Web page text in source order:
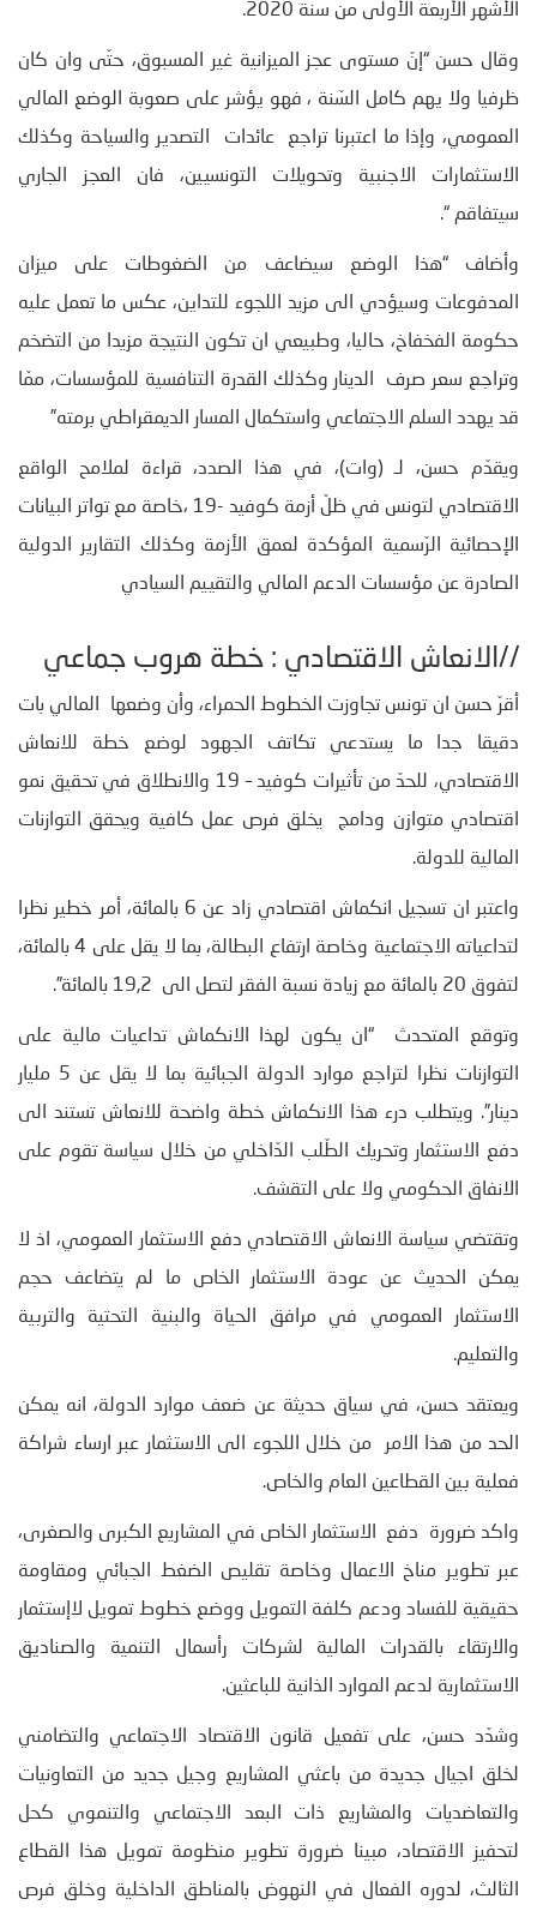
الأشهر الأربعة الأولى من سنة 2020.
وقال حسن “إنّ مستوى عجز الميزانية غير المسبوق، حتّى وان كان
ظرفيا ولا يهم كامل السّنة ، فهو يؤشر على صعوبة الوضع المالي
العمومي، وإذا ما اعتبرنا تراجع عائدات التصدير والسياحة وكذلك
الاستثمارات الاجنبية وتحويلات التونسيين، فان العجز الجاري
سيتفاقم “.
وأضاف “هذا الوضع سيضاعف من الضغوطات على ميزان
المدفوعات وسيؤدي الى مزيد اللجوء للتداين، عكس ما تعمل عليه
حكومة الفخفاخ، حاليا، وطبيعي ان تكون النتيجة مزيدا من التضخم
وتراجع سعر صرف الدينار وكذلك القدرة التنافسية للمؤسسات، ممّا
قد يهدد السلم الاجتماعي واستكمال المسار الديمقراطي برمته”
ويقدّم حسن، لـ (وات)، في هذا الصدد، قراءة لملامح الواقع
الاقتصادي لتونس في ظلّ أزمة كوفيد -19 ،خاصة مع تواتر البيانات
الإحصائية الرّسمية المؤكدة لعمق الأزمة وكذلك التقارير الدولية
الصادرة عن مؤسسات الدعم المالي والتقييم السيادي
//الانعاش الاقتصادي : خطة هروب جماعي
أقرّ حسن ان تونس تجاوزت الخطوط الحمراء، وأن وضعها المالي بات
دقيقا جدا ما يستدعي تكاتف الجهود لوضع خطة للانعاش
الاقتصادي، للحدّ من تأثيرات كوفيد – 19 والانطلاق في تحقيق نمو
اقتصادي متوازن ودامج يخلق فرص عمل كافية ويحقق التوازنات
المالية للدولة.
واعتبر ان تسجيل انكماش اقتصادي زاد عن 6 بالمائة، أمر خطير نظرا
لتداعياته الاجتماعية وخاصة ارتفاع البطالة، بما لا يقل على 4 بالمائة،
لتفوق 20 بالمائة مع زيادة نسبة الفقر لتصل الى 19,2 بالمائة”.
وتوقع المتحدث “ان يكون لهذا الانكماش تداعيات مالية على
التوازنات نظرا لتراجع موارد الدولة الجبائية بما لا يقل عن 5 مليار
دينار”. ويتطلب درء هذا الانكماش خطة واضحة للانعاش تستند الى
دفع الاستثمار وتحريك الطّلب الدّاخلي من خلال سياسة تقوم على
الانفاق الحكومي ولا على التقشف.
وتقتضي سياسة الانعاش الاقتصادي دفع الاستثمار العمومي، اذ لا
يمكن الحديث عن عودة الاستثمار الخاص ما لم يتضاعف حجم
الاستثمار العمومي في مرافق الحياة والبنية التحتية والتربية
والتعليم.
ويعتقد حسن، في سياق حديثة عن ضعف موارد الدولة، انه يمكن
الحد من هذا الامر من خلال اللجوء الى الاستثمار عبر ارساء شراكة
فعلية بين القطاعين العام والخاص.
واكد ضرورة دفع الاستثمار الخاص في المشاريع الكبرى والصغرى،
عبر تطوير مناخ الاعمال وخاصة تقليص الضغط الجبائي ومقاومة
حقيقية للفساد ودعم كلفة التمويل ووضع خطوط تمويل لاإستثمار
والارتقاء بالقدرات المالية لشركات رأسمال التنمية والصناديق
الاستثمارية لدعم الموارد الذانية للباعثين.
وشدّد حسن، على تفعيل قانون الاقتصاد الاجتماعي والتضامني
لخلق اجيال جديدة من باعثي المشاريع وجيل جديد من التعاونيات
والتعاضديات والمشاريع ذات البعد الاجتماعي والتنموي كحل
لتحفيز الاقتصاد، مبينا ضرورة تطوير منظومة تمويل هذا القطاع
الثالث، لدوره الفعال في النهوض بالمناطق الداخلية وخلق فرص